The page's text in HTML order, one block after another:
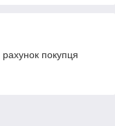
покупця